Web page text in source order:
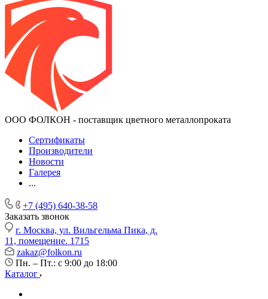
ООО ФОЛКОН - поставщик цветного металлопроката
Сертификаты
Производители
Новости
Галерея
...
+7 (495) 640-38-58
Заказать звонок
г. Москва, ул. Вильгельма Пика, д.
11, помещение. 1715
zakaz@folkon.ru
Пн. – Пт.: с 9:00 до 18:00
Каталог